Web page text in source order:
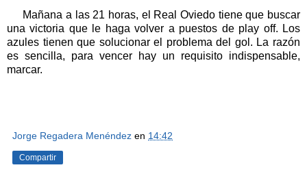
Mañana a las 21 horas, el Real Oviedo tiene que buscar
una victoria que le haga volver a puestos de play off. Los
azules tienen que solucionar el problema del gol. La razón
es sencilla, para vencer hay un requisito indispensable,
marcar.
Jorge Regadera Menéndez en 14:42
Compartir